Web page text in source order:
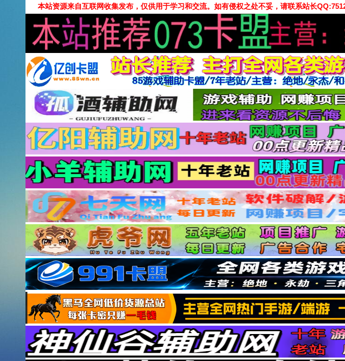
本站资源来自互联网收集发布，仅供用于学习和交流。如有侵权之处不妥，请联系站长